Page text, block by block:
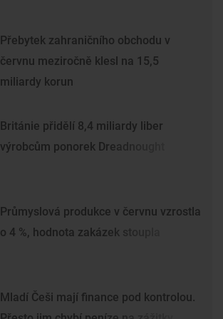
Přebytek zahraničního obchodu v
červnu meziročně klesl na 15,5
miliardy korun
Británie přidělí 8,4 miliardy liber
výrobcům ponorek Dreadnought
Průmyslová produkce v červnu vzrostla
o 4 %, hodnota zakázek stoupla
Mladí Češi mají finance pod kontrolou.